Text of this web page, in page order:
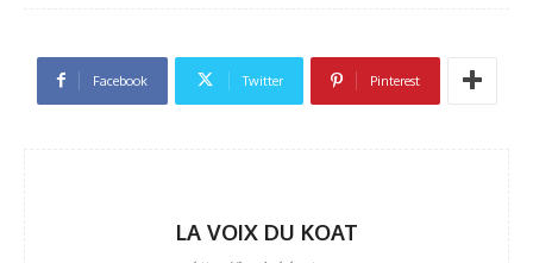
Facebook Twitter Pinterest
LA VOIX DU KOAT